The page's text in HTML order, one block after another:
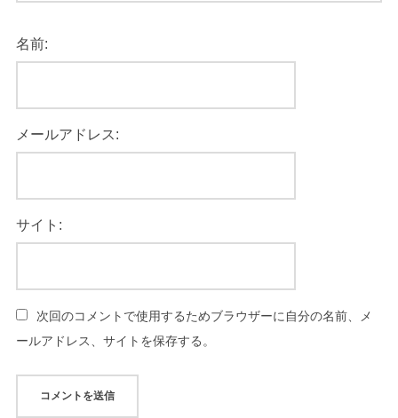
名前:
メールアドレス:
サイト:
次回のコメントで使用するためブラウザーに自分の名前、メ
ールアドレス、サイトを保存する。